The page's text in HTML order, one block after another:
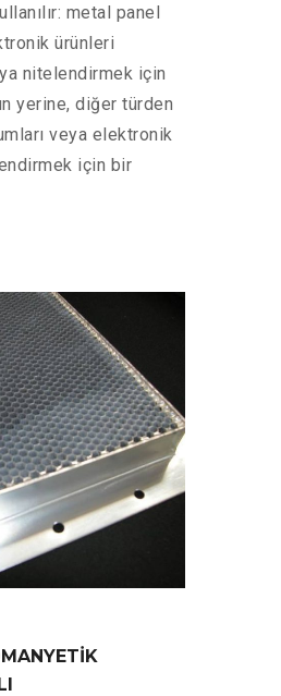
metal panel
ürünleri
nitelendirmek için
yerine, diğer türden
veya elektronik
için bir